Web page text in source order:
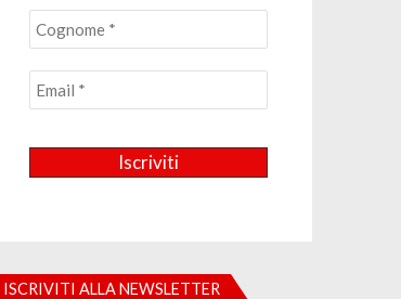
ISCRIVITI ALLA NEWSLETTER